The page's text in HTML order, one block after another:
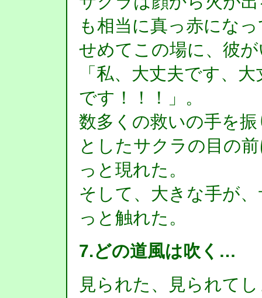
も相当に真っ赤にな
せめてこの場に、彼
「私、大丈夫です、
です！！！」。
数多くの救いの手を
としたサクラの目の
っと現れた。
そして、大きな手が
っと触れた。
7.どの道風は吹く…
見られた、見られて